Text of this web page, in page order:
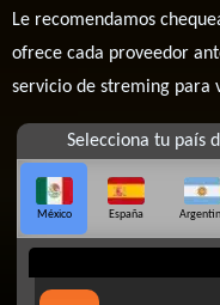
Le recomendamos
ofrece cada proveedor
servicio de streming para
Selecciona tu país
México España